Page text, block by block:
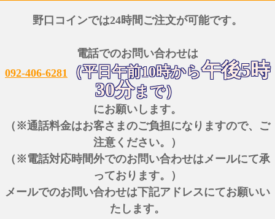
野口コインでは24時間ご注文が可能です。
電話でのお問い合わせは
092-406-6281
（平日午前10時から午後5時
30分まで）
にお願いします。
（※通話料金はお客さまのご負担になりますので、ご
注意ください。）
（※電話対応時間外でのお問い合わせはメールにて承
っております。）
メールでのお問い合わせは下記アドレスにてお願いい
たします。